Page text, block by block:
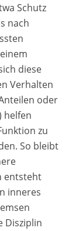
Schutz
nach
diese
Verhalten
oder
helfen
zu
So bleibt
entsteht
inneres
Disziplin